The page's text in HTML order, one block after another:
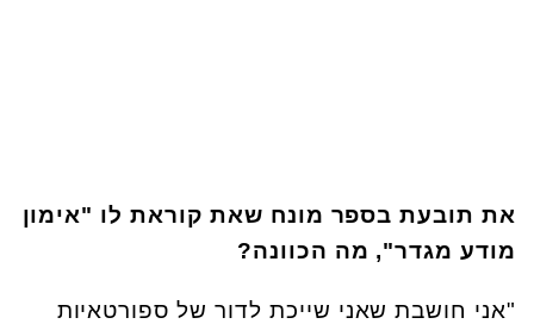
את תובעת בספר מונח שאת קוראת לו "אימון
מודע מגדר", מה הכוונה?
"אני חושבת שאני שייכת לדור של ספורטאיות